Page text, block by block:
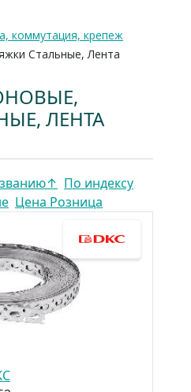
коммутация, крепеж
Стальные, Лента
ЛЕНТА
↑ По индексу
Цена Розница